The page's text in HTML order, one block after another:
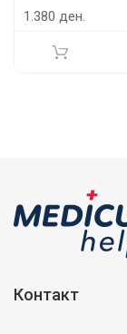
1.380 ден.
Контакт